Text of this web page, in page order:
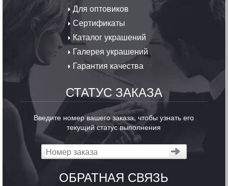
Для оптовиков
Сертификаты
Каталог украшений
Галерея украшений
Гарантия качества
СТАТУС ЗАКАЗА
Введите номер вашего заказа, чтобы узнать его
текущий статус выполнения
ОБРАТНАЯ СВЯЗЬ